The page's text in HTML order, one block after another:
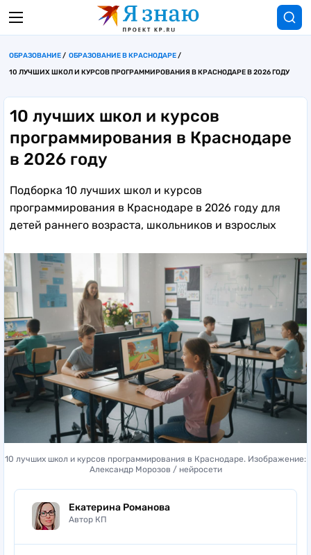
ОБРАЗОВАНИЕ
ОБРАЗОВАНИЕ В КРАСНОДАРЕ
10 ЛУЧШИХ ШКОЛ И КУРСОВ ПРОГРАММИРОВАНИЯ В КРАСНОДАРЕ В 2026 ГОДУ
10 лучших школ и курсов
программирования в Краснодаре
в 2026 году
Подборка 10 лучших школ и курсов
программирования в Краснодаре в 2026 году для
детей раннего возраста, школьников и взрослых
10 лучших школ и курсов программирования в Краснодаре. Изображение:
Александр Морозов / нейросети
Екатерина Романова
Автор КП